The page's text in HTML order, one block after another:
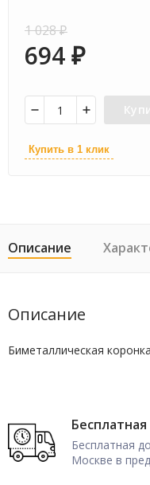
1 028₽
694 ₽
Купить в 1 клик
Описание
Описание
Биметаллическая
Бесплатная
Москве в